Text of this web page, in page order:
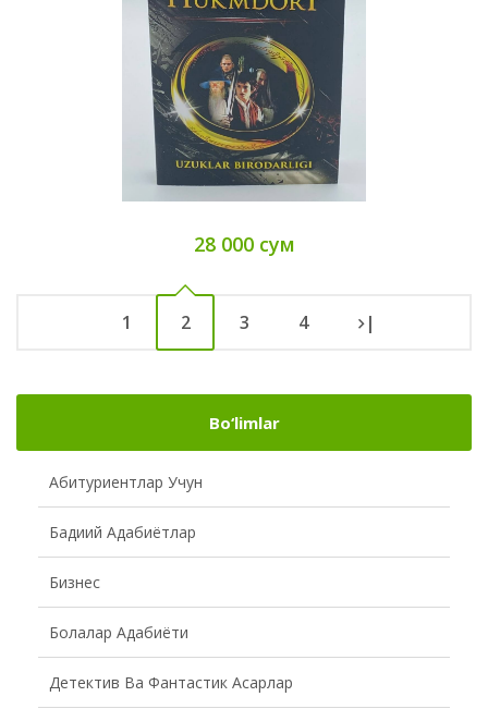
28 000 сум
1 2 3 4 |
Bo‘limlar
Абитуриентлар Учун
Бадиий Адабиётлар
Бизнес
Болалар Адабиёти
Детектив Ва Фантастик Асарлар